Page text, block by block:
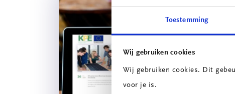
Toestemming
Wij gebruiken cookies
Wij gebruiken cookies. Dit
voor je is.